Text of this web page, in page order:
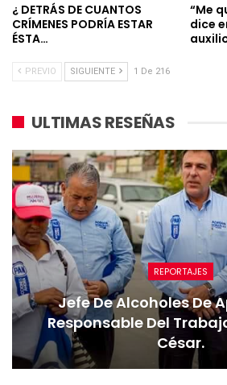
¿ DETRÁS DE CUANTOS
CRÍMENES PODRÍA ESTAR
ÉSTA…
“Me
dice
PREVIO SIGUIENTE 1 De 216
ULTIMAS RESEÑAS
REPORTAJES
Jefe De Alcoholes De
Responsable Del
César.